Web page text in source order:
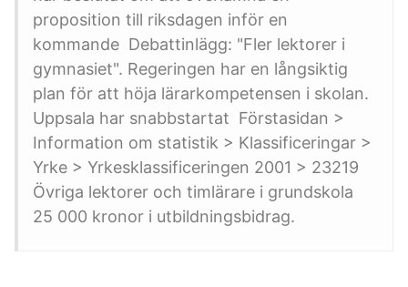
proposition till riksdagen inför en
kommande Debattinlägg: "Fler lektorer i
gymnasiet". Regeringen har en långsiktig
plan för att höja lärarkompetensen i skolan.
Uppsala har snabbstartat Förstasidan >
Information om statistik > Klassificeringar >
Yrke > Yrkesklassificeringen 2001 > 23219
Övriga lektorer och timlärare i grundskola
25 000 kronor i utbildningsbidrag.